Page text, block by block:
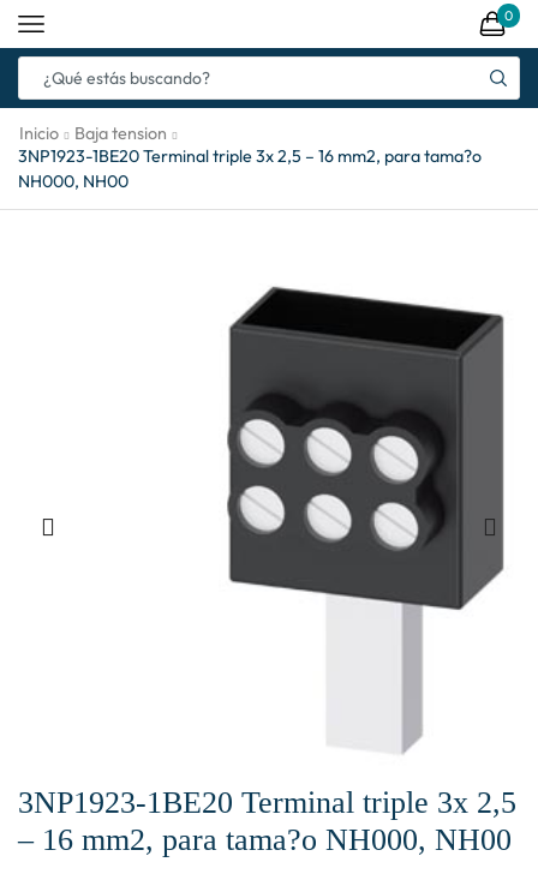
0
Inicio
Baja tension
3NP1923-1BE20 Terminal triple 3x 2,5 – 16 mm2, para tama?o
NH000, NH00
3NP1923-1BE20 Terminal triple 3x 2,5
– 16 mm2, para tama?o NH000, NH00